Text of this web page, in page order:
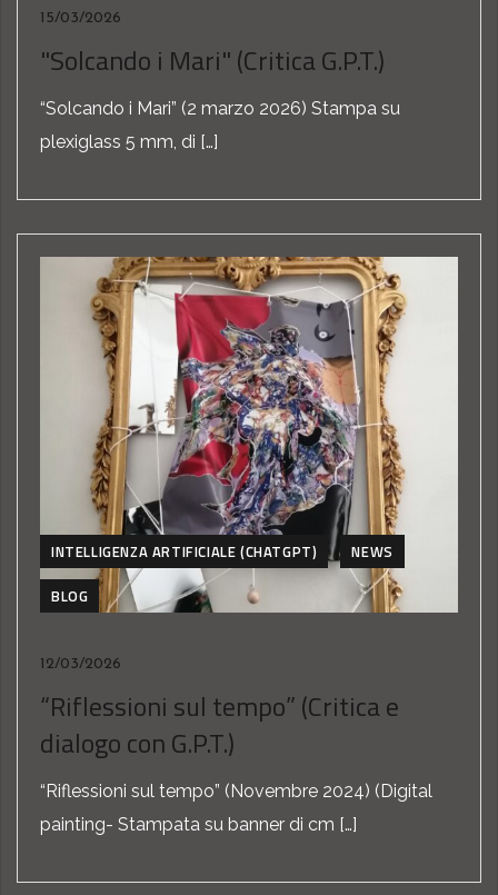
15/03/2026
"Solcando i Mari" (Critica G.P.T.)
“Solcando i Mari” (2 marzo 2026) Stampa su
plexiglass 5 mm, di […]
INTELLIGENZA ARTIFICIALE (CHATGPT)
NEWS
BLOG
12/03/2026
“Riflessioni sul tempo” (Critica e
dialogo con G.P.T.)
“Riflessioni sul tempo” (Novembre 2024) (Digital
painting- Stampata su banner di cm […]